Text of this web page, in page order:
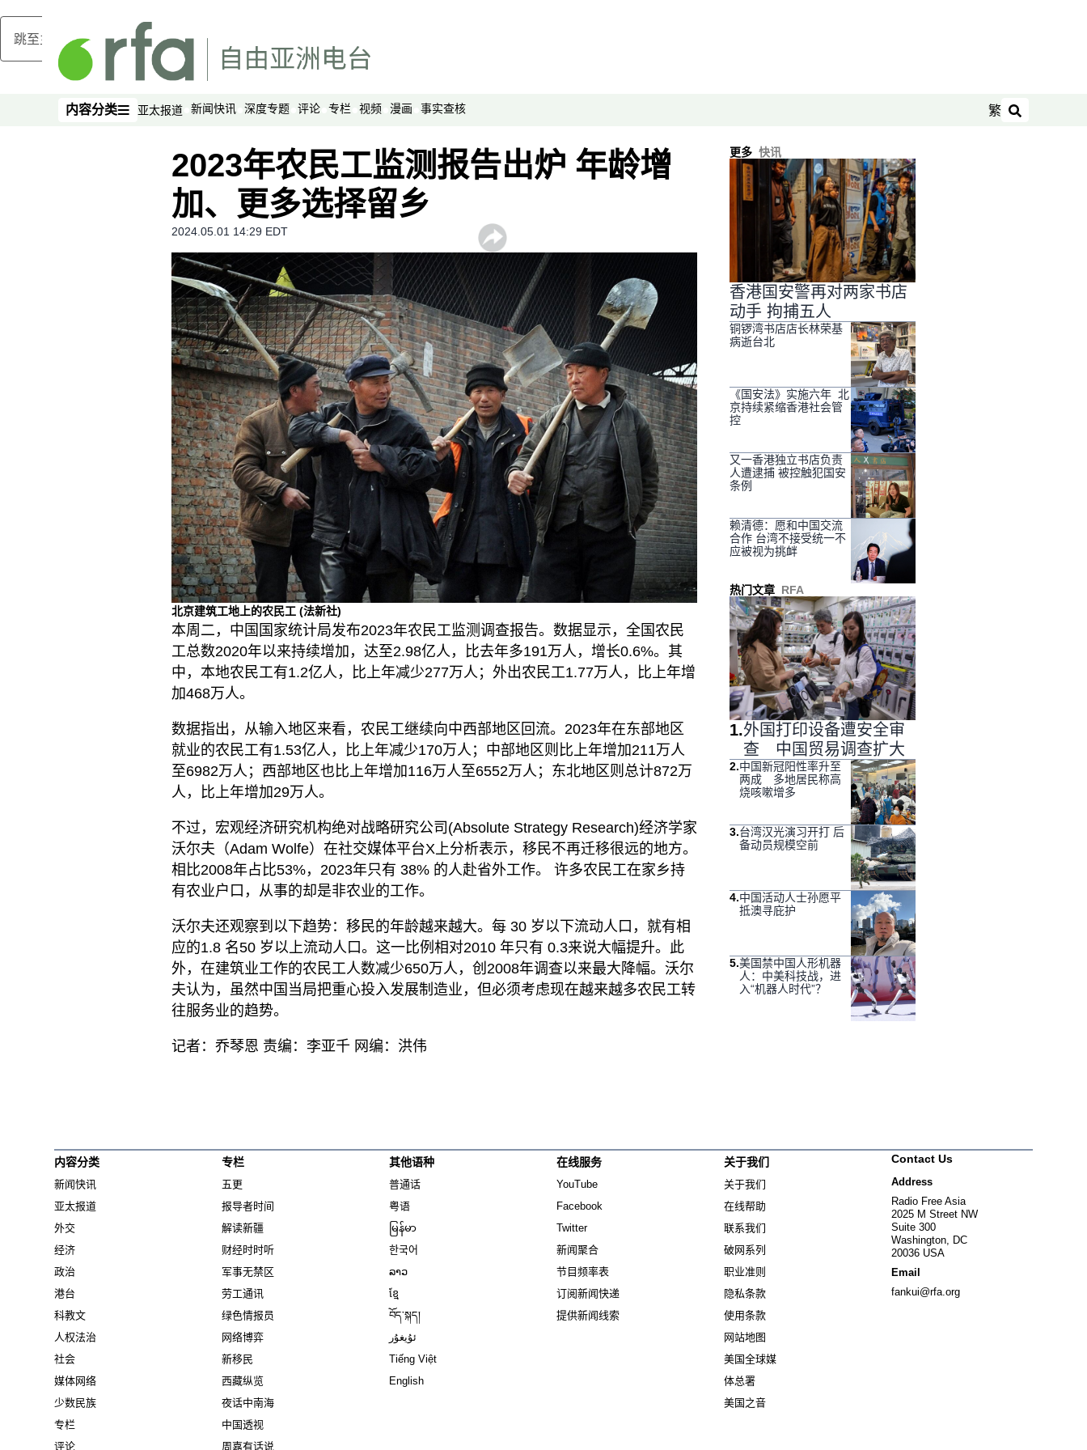
跳至主内容
内容分类
内容分类 亚太报道 新闻快讯 深度专题 评论 专栏 视频 漫画 事实查核 繁
搜索
报导者时间
纵横大历史
西藏纵览
解读新疆
财经时时听
评论
播客
显示 播客 个子部分
《亚太报道》音频
漫画
事实查核
视频
显示 视频 个子部分
亚洲很想聊
观点
兵家常事
2023年农民工监测报告出炉 年龄增
加、更多选择留乡
2024.05.01 14:29 EDT
北京建筑工地上的农民工 (法新社)
本周二，中国国家统计局发布2023年农民工监测调查报告。数据显示，全国农民
工总数2020年以来持续增加，达至2.98亿人，比去年多191万人，增长0.6%。其
中，本地农民工有1.2亿人，比上年减少277万人；外出农民工1.77万人，比上年增
加468万人。
数据指出，从输入地区来看，农民工继续向中西部地区回流。2023年在东部地区
就业的农民工有1.53亿人，比上年减少170万人；中部地区则比上年增加211万人
至6982万人；西部地区也比上年增加116万人至6552万人；东北地区则总计872万
人，比上年增加29万人。
不过，宏观经济研究机构绝对战略研究公司(Absolute Strategy Research)经济学家
沃尔夫（Adam Wolfe）在社交媒体平台X上分析表示，移民不再迁移很远的地方。
相比2008年占比53%，2023年只有 38% 的人赴省外工作。 许多农民工在家乡持
有农业户口，从事的却是非农业的工作。
沃尔夫还观察到以下趋势：移民的年龄越来越大。每 30 岁以下流动人口，就有相
应的1.8 名50 岁以上流动人口。这一比例相对2010 年只有 0.3来说大幅提升。此
外，在建筑业工作的农民工人数减少650万人，创2008年调查以来最大降幅。沃尔
夫认为，虽然中国当局把重心投入发展制造业，但必须考虑现在越来越多农民工转
往服务业的趋势。
记者：乔琴恩 责编：李亚千 网编：洪伟
更多 快讯
香港国安警再对两家书店
动手 拘捕五人
铜锣湾书店店长林荣基
病逝台北
《国安法》实施六年 北
京持续紧缩香港社会管
控
又一香港独立书店负责
人遭逮捕 被控触犯国安
条例
赖清德：愿和中国交流
合作 台湾不接受统一不
应被视为挑衅
热门文章 RFA
1.外国打印设备遭安全审
查 中国贸易调查扩大
2.中国新冠阳性率升至
两成 多地居民称高
烧咳嗽增多
3.台湾汉光演习开打 后
备动员规模空前
4.中国活动人士孙愿平
抵澳寻庇护
5.美国禁中国人形机器
人：中美科技战，进
入“机器人时代”？
内容分类
新闻快讯
亚太报道
外交
经济
政治
港台
科教文
人权法治
社会
媒体网络
少数民族
专栏
评论
专栏
五更
报导者时间
解读新疆
财经时时听
军事无禁区
劳工通讯
绿色情报员
网络博弈
新移民
西藏纵览
夜话中南海
中国透视
周嘉有话说
其他语种
普通话
粤语
မြန်မာ
한국어
ລາວ
ខ្មែ
བོད་སྐད།
ئۇيغۇر
Tiếng Việt
English
在线服务
YouTube
Facebook
Twitter
新闻聚合
节目频率表
订阅新闻快递
提供新闻线索
关于我们
关于我们
在线帮助
联系我们
破网系列
职业准则
隐私条款
使用条款
网站地图
美国全球媒
体总署
美国之音
Contact Us
Address
Radio Free Asia
2025 M Street NW
Suite 300
Washington, DC
20036 USA
Email
fankui@rfa.org